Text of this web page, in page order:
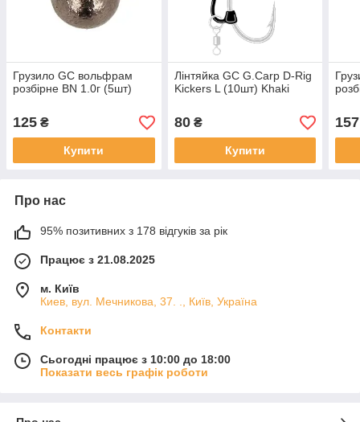
Грузило GC вольфрам
розбірне BN 1.0г (5шт)
125 ₴
Купити
Лінтяйка GC G.Carp D-Rig
Kickers L (10шт) Khaki
80₴
Купити
157
Про нас
95% позитивних з 178 відгуків за рік
Працює з 21.08.2025
м. Київ
Киев, вул. Мечникова, 37. ., Київ, Україна
Контакти
Сьогодні працює з 10:00 до 18:00
Показати весь графік роботи